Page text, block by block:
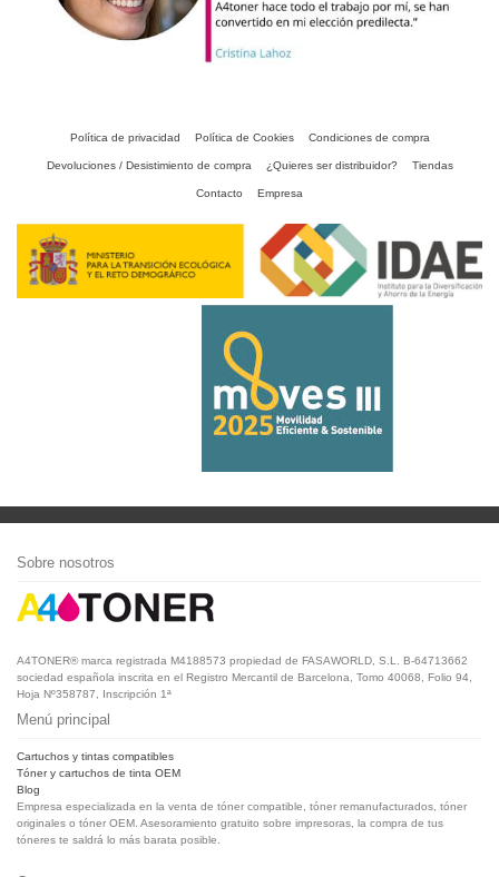
Política de privacidad Política de Cookies Condiciones de compra
Devoluciones / Desistimiento de compra ¿Quieres ser distribuidor? Tiendas
Contacto Empresa
Sobre nosotros
A4TONER® marca registrada M4188573 propiedad de FASAWORLD, S.L. B-64713662
sociedad española inscrita en el Registro Mercantil de Barcelona, Tomo 40068, Folio 94,
Hoja Nº358787, Inscripción 1ª
Menú principal
Cartuchos y tintas compatibles
Tóner y cartuchos de tinta OEM
Blog
Empresa especializada en la venta de tóner compatible, tóner remanufacturados, tóner
originales o tóner OEM. Asesoramiento gratuito sobre impresoras, la compra de tus
tóneres te saldrá lo más barata posible.